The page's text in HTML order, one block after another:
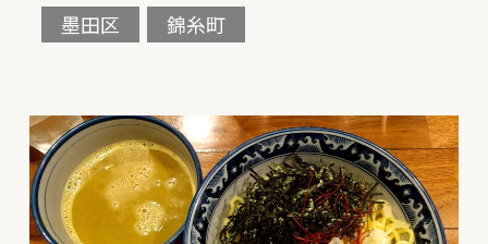
墨田区 錦糸町